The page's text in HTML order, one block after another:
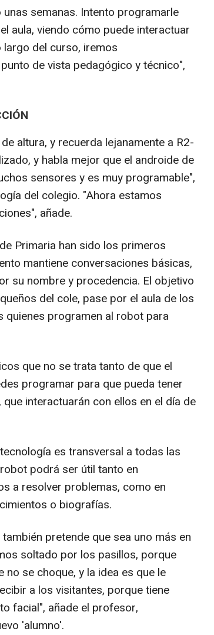
semanas. Intento programarle
aula, viendo cómo puede interactuar
del curso, iremos
de vista pedagógico y técnico",
altura, y recuerda lejanamente a R2-
y habla mejor que el androide de
sensores y es muy programable",
del colegio. "Ahora estamos
añade.
Primaria han sido los primeros
mantiene conversaciones básicas,
su nombre y procedencia. El objetivo
del cole, pase por el aula de los
quienes programen al robot para
que no se trata tanto de que el
programar para que pueda tener
interactuarán con ellos en el día de
es transversal a todas las
podrá ser útil tanto en
a resolver problemas, como en
o biografías.
pretende que sea uno más en
soltado por los pasillos, porque
se choque, y la idea es que le
a los visitantes, porque tiene
facial", añade el profesor,
'alumno'.